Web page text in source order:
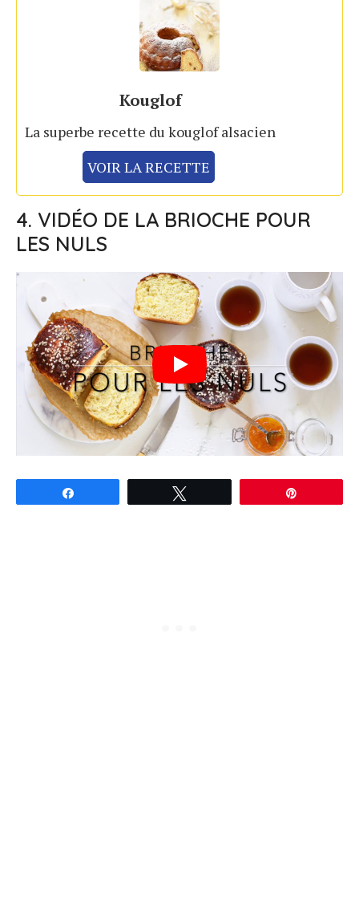
Kouglof
La superbe recette du kouglof alsacien
VOIR LA RECETTE
4. VIDÉO DE LA BRIOCHE POUR
LES NULS